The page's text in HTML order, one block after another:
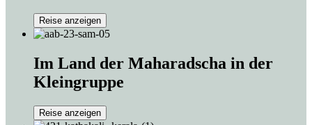
Reise anzeigen
Im Land der Maharadscha in der
Kleingruppe
Reise anzeigen